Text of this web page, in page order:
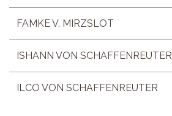
FAMKE V. MIRZSLOT
ISHANN VON SCHAFFENREUTER
ILCO VON SCHAFFENREUTER